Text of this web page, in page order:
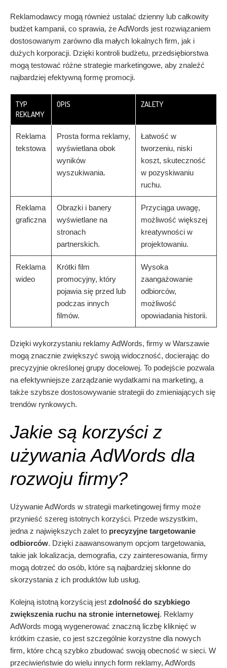
Reklamodawcy mogą również ustalać dzienny lub całkowity
budżet kampanii, co sprawia, że AdWords jest rozwiązaniem
dostosowanym zarówno dla małych lokalnych firm, jak i
dużych korporacji. Dzięki kontroli budżetu, przedsiębiorstwa
mogą testować różne strategie marketingowe, aby znaleźć
najbardziej efektywną formę promocji.
TYP
REKLAMY
OPIS ZALETY
Reklama
tekstowa
Prosta forma reklamy,
wyświetlana obok
wyników
wyszukiwania.
Łatwość w
tworzeniu, niski
koszt, skuteczność
w pozyskiwaniu
ruchu.
Reklama
graficzna
Obrazki i banery
wyświetlane na
stronach
partnerskich.
Przyciąga uwagę,
możliwość większej
kreatywności w
projektowaniu.
Reklama
wideo
Krótki film
promocyjny, który
pojawia się przed lub
podczas innych
filmów.
Wysoka
zaangażowanie
odbiorców,
możliwość
opowiadania historii.
Dzięki wykorzystaniu reklamy AdWords, firmy w Warszawie
mogą znacznie zwiększyć swoją widoczność, docierając do
precyzyjnie określonej grupy docelowej. To podejście pozwala
na efektywniejsze zarządzanie wydatkami na marketing, a
także szybsze dostosowywanie strategii do zmieniających się
trendów rynkowych.
Jakie są korzyści z
używania AdWords dla
rozwoju firmy?
Używanie AdWords w strategii marketingowej firmy może
przynieść szereg istotnych korzyści. Przede wszystkim,
jedna z największych zalet to precyzyjne targetowanie
odbiorców. Dzięki zaawansowanym opcjom targetowania,
takie jak lokalizacja, demografia, czy zainteresowania, firmy
mogą dotrzeć do osób, które są najbardziej skłonne do
skorzystania z ich produktów lub usług.
Kolejną istotną korzyścią jest zdolność do szybkiego
zwiększenia ruchu na stronie internetowej. Reklamy
AdWords mogą wygenerować znaczną liczbę kliknięć w
krótkim czasie, co jest szczególnie korzystne dla nowych
firm, które chcą szybko zbudować swoją obecność w sieci. W
przeciwieństwie do wielu innych form reklamy, AdWords